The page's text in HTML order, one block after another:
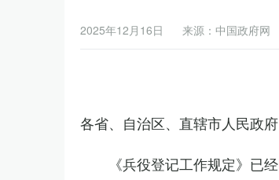
2025年12月16日 来源：中国政府网
各省、自治区、直辖市人民政
《兵役登记工作规定》已